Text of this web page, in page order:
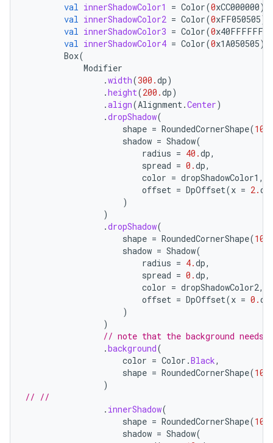
val innerShadowColor1 = Color(0xCC000000)
val innerShadowColor2 = Color(0xFF050505)
val innerShadowColor3 = Color(0x40FFFFFF
val innerShadowColor4 = Color(0x1A050505)
Box(
Modifier
.width(300.dp)
.height(200.dp)
.align(Alignment .Center)
.dropShadow(
shape = RoundedCornerShape(
shadow = Shadow(
radius = 40.dp,
spread = 0.dp,
color = dropShadowColor1 ,
offset = DpOffset(x = 2.dp
)
)
.dropShadow(
shape = RoundedCornerShape(
shadow = Shadow(
radius = 4.dp,
spread = 0.dp,
color = dropShadowColor2,
offset = DpOffset(x = 0.dp
)
)
// note that the background needs
.background(
color = Color .Black,
shape = RoundedCornerShape(
)
// //
. innerShadow(
shape = RoundedCornerShape(
shadow = Shadow(